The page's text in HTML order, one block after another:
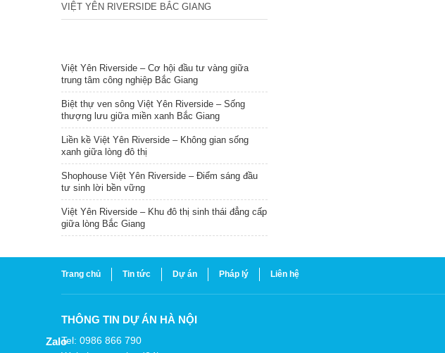
VIỆT YÊN RIVERSIDE BẮC GIANG
Việt Yên Riverside – Cơ hội đầu tư vàng giữa
trung tâm công nghiệp Bắc Giang
Biệt thự ven sông Việt Yên Riverside – Sống
thượng lưu giữa miền xanh Bắc Giang
Liền kề Việt Yên Riverside – Không gian sống
xanh giữa lòng đô thị
Shophouse Việt Yên Riverside – Điểm sáng đầu
tư sinh lời bền vững
Việt Yên Riverside – Khu đô thị sinh thái đẳng cấp
giữa lòng Bắc Giang
Trang chủ Tin tức Dự án Pháp lý Liên hệ
THÔNG TIN DỰ ÁN HÀ NỘI
Tel: 0986 866 790
Zalo